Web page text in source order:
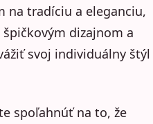
na tradíciu a eleganciu,
dizajnom a
svoj individuálny štýl
spoľahnúť na to, že